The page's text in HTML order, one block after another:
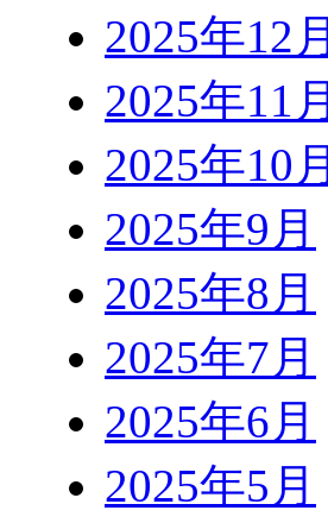
2025年12月
2025年11月
2025年10月
2025年9月
2025年8月
2025年7月
2025年6月
2025年5月